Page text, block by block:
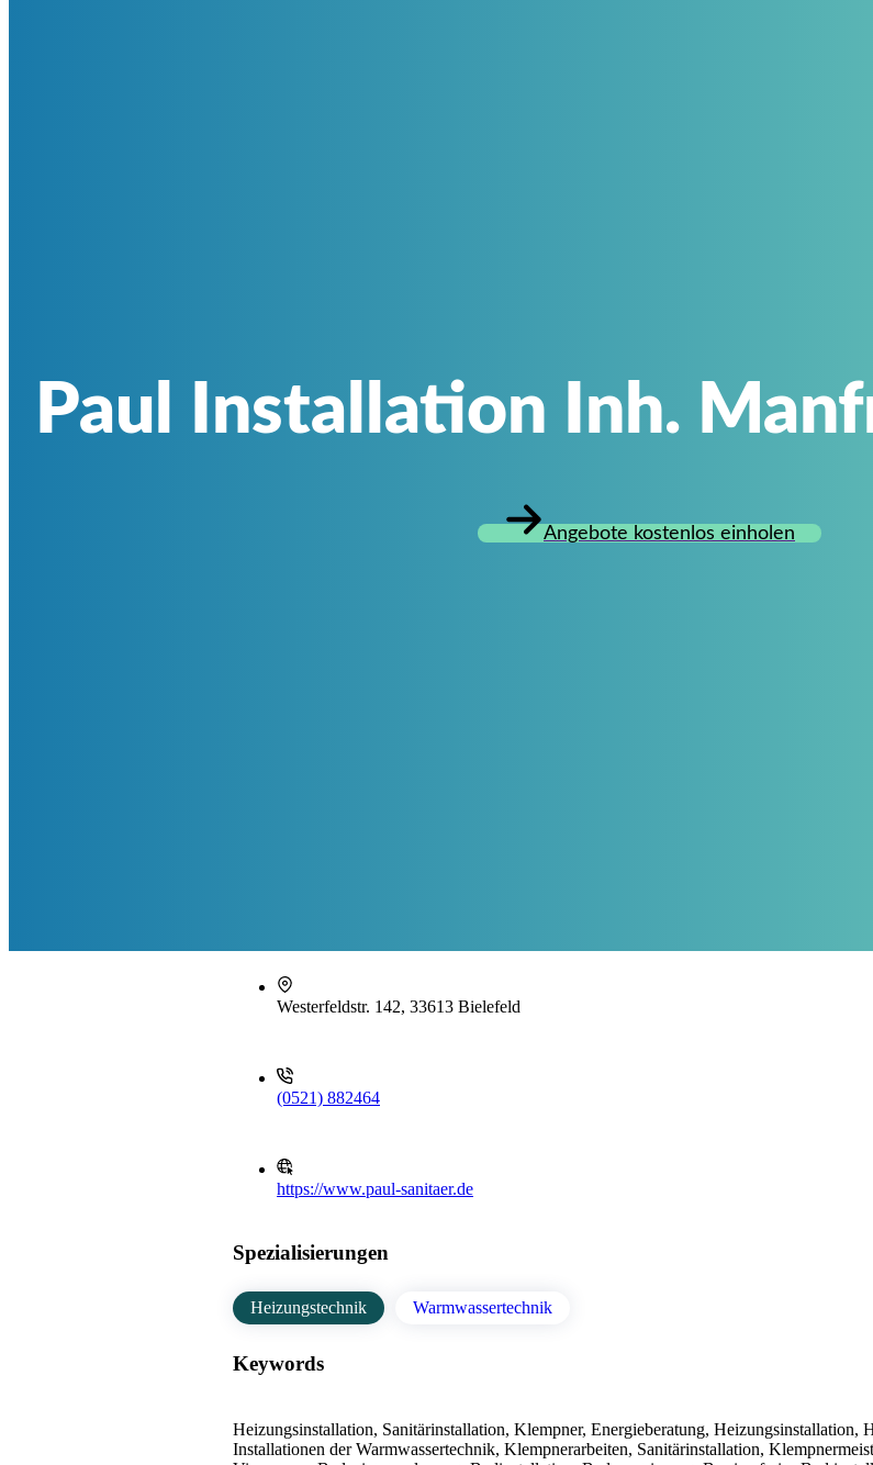
Paul Installation Inh.
Angebote kostenlos einholen
Westerfeldstr. 142, 33613 Bielefeld
(0521) 882464
https://www.paul-sanitaer.de
Spezialisierungen
Heizungstechnik Warmwassertechnik
Keywords
Heizungsinstallation, Sanitärinstallation, Klempner, Energieberatung, Heizungsinstallation,
Installationen der Warmwassertechnik, Klempnerarbeiten, Sanitärinstallation,